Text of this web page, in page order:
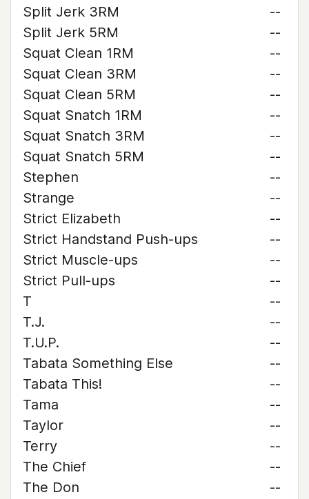
Split Jerk 3RM
--
Split Jerk 5RM
--
Squat Clean 1RM
--
Squat Clean 3RM
--
Squat Clean 5RM
--
Squat Snatch 1RM
--
Squat Snatch 3RM
--
Squat Snatch 5RM
--
Stephen
--
Strange
--
Strict Elizabeth
--
Strict Handstand Push-ups
--
Strict Muscle-ups
--
Strict Pull-ups
--
T
--
T.J.
--
T.U.P.
--
Tabata Something Else
--
Tabata This!
--
Tama
--
Taylor
--
Terry
--
The Chief
--
The Don
--